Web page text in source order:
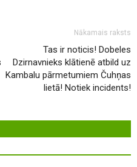
Nākamais raksts
Tas ir noticis! Dobeles
Dzirnavnieks klātienē atbild uz
Kambalu pārmetumiem Čuhņas
lietā! Notiek incidents!